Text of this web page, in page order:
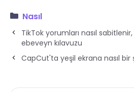
Nasıl
TikTok yorumları nasıl
ebeveyn kılavuzu
CapCut'ta yeşil ekrana nasıl bir